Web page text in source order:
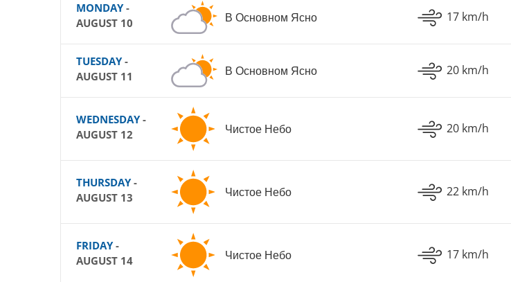
MONDAY-
AUGUST 10
В Основном Ясно 17 km/h
TUESDAY-
AUGUST 11
В Основном Ясно 20 km/h
WEDNESDAY-
AUGUST 12
Чистое Небо 20 km/h
THURSDAY-
AUGUST 13
Чистое Небо 22 km/h
FRIDAY-
AUGUST 14
Чистое Небо 17 km/h